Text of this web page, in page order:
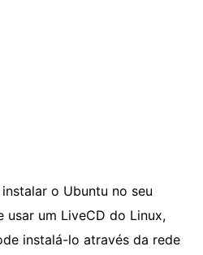
o Ubuntu no seu
usar um LiveCD do Linux,
instalá-lo através da rede